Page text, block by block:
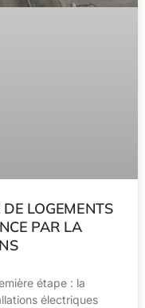
LOGEMENTS
PAR LA
étape : la
électriques